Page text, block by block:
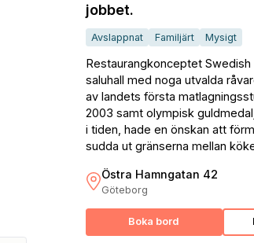
jobbet.
Avslappnat Familjärt Mysigt
Restaurangkonceptet
saluhall med noga utvalda
av landets första
2003 samt olympisk
i tiden, hade en önskan att
sudda ut gränserna mellan
Östra Hamngatan 42
Göteborg
Boka bord